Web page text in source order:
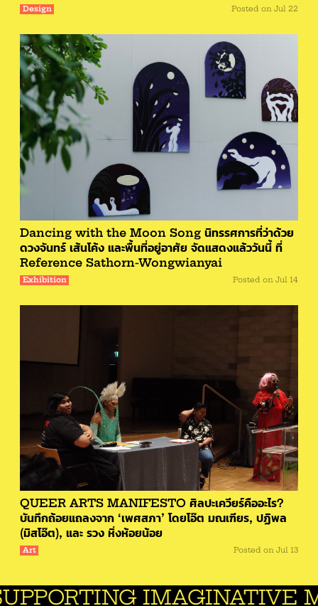
Design Posted on Jul 22
Dancing with the Moon Song นิทรรศการที่ว่าด้วย
ดวงจันทร์ เส้นโค้ง และพื้นที่อยู่อาศัย จัดแสดงแล้ววันนี้ ที่
Reference Sathorn-Wongwianyai
Exhibition Posted on Jul 14
QUEER ARTS MANIFESTO ศิลปะเควียร์คืออะไร?
บันทึกถ้อยแถลงจาก ‘เพศสภา’ โดยโอ๊ต มณเฑียร, ปฏิพล
(มิสโอ๊ต), และ รวง หิ่งห้อยน้อย
Art Posted on Jul 13
IMAGINATIVE MINDS.